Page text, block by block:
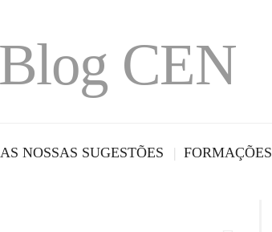
AS NOSSAS SUGESTÕES FORMAÇÕES